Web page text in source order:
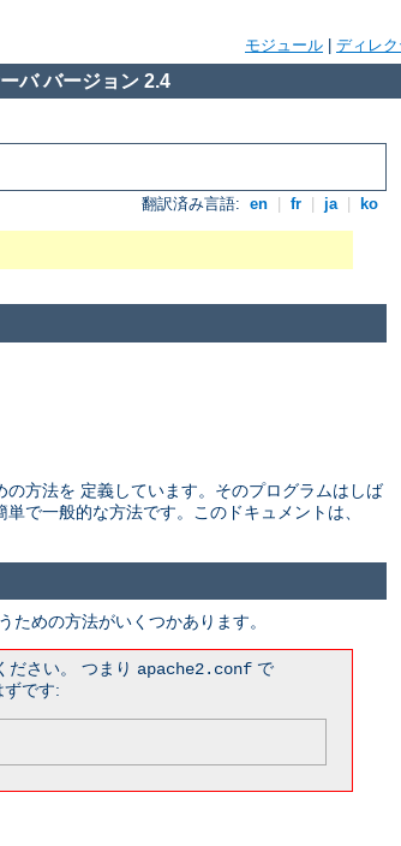
モジュール ディレ
バ バージョン 2.4
翻訳済み言語: en fr ja ko
方法を 定義しています。そのプログラムはしば
で一般的な方法です。このドキュメントは、
めの方法がいくつかあります。
ださい。 つまり apache2.conf で
です: